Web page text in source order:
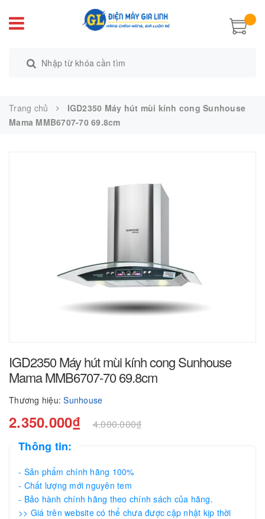
Trang chủ
IGD2350 Máy hút mùi kính cong Sunhouse
Mama MMB6707-70 69.8cm
IGD2350 Máy hút mùi kính cong Sunhouse
Mama MMB6707-70 69.8cm
Thương hiệu: Sunhouse
2.350.000₫ 4.000.000₫
Thông tin:
- Sản phẩm chính hãng 100%
- Chất lượng mới nguyên tem
- Bảo hành chính hãng theo chính sách của hãng.
>> Giá trên website có thể chưa được cập nhật kịp thời